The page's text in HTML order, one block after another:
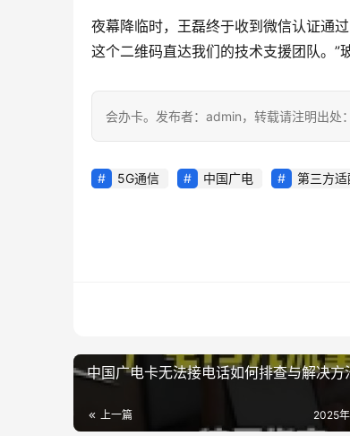
夜幕降临时，王磊终于收到微信认证通
这个二维码直达我们的技术支援团队。”
会办卡。发布者：admin，转载请注明出处：
5G通信 中国广电 第三方适
中国广电卡无法接电话如何排查与解决方
上一篇 2025